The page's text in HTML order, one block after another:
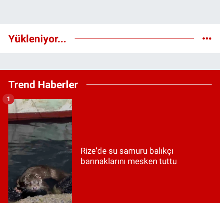
Yükleniyor...
Trend Haberler
Rize'de su samuru balıkçı
barınaklarını mesken tuttu
1